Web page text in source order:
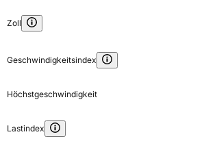
Zoll
Geschwindigkeitsindex
Höchstgeschwindigkeit
Lastindex